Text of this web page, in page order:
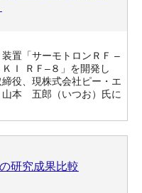
置「サーモトロンＲＦ –
Ｉ ＲＦ–８」を開発し
役、現株式会社ピー・エ
山本 五郎（いつお）氏に
研究成果比較